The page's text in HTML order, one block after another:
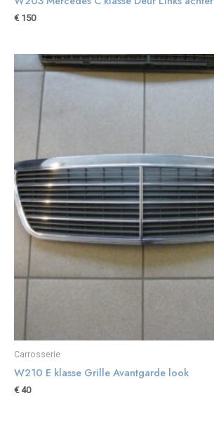
€150
Carrosserie
W210 E klasse Grille Avantgarde look
€40